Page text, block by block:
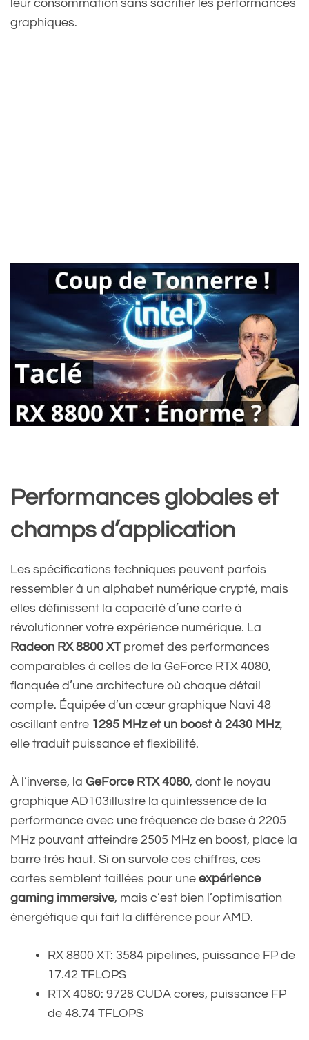
leur consommation sans sacrifier les performances
graphiques.
Performances globales et
champs d’application
Les spécifications techniques peuvent parfois
ressembler à un alphabet numérique crypté, mais
elles définissent la capacité d’une carte à
révolutionner votre expérience numérique. La
Radeon RX 8800 XTpromet des performances
comparables à celles de la GeForce RTX 4080,
flanquée d’une architecture où chaque détail
compte. Équipée d’un cœur graphique Navi 48
oscillant entre 1295 MHz et un boost à 2430 MHz,
elle traduit puissance et flexibilité.
À l’inverse, la GeForce RTX 4080, dont le noyau
graphique AD103illustre la quintessence de la
performance avec une fréquence de base à 2205
MHz pouvant atteindre 2505 MHz en boost, place la
barre très haut. Si on survole ces chiffres, ces
cartes semblent taillées pour une expérience
gaming immersive, mais c’est bien l’optimisation
énergétique qui fait la différence pour AMD.
RX 8800 XT: 3584 pipelines, puissance FP de
17.42 TFLOPS
RTX 4080: 9728 CUDA cores, puissance FP
de 48.74 TFLOPS